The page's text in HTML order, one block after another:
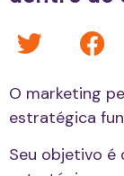
O marketing
estratégica
Seu objetivo é